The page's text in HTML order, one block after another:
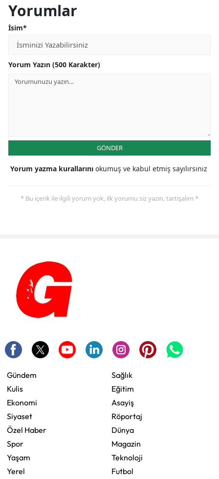
Yorumlar
İsim*
Yorum Yazın (500 Karakter)
GÖNDER
Yorum yazma kurallarını okumuş ve kabul etmiş sayılırsınız
* Bu içerik ile ilgili yorum yok, ilk yorumu siz yazın, tartışalım *
Gündem
Kulis
Ekonomi
Siyaset
Özel Haber
Spor
Yaşam
Yerel
Sağlık
Eğitim
Asayiş
Röportaj
Dünya
Magazin
Teknoloji
Futbol